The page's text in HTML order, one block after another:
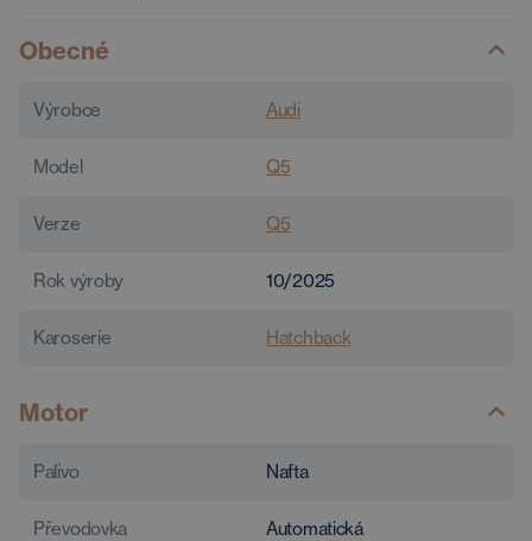
Obecné
Výrobce Audi
Model Q5
Verze Q5
Rok výroby 10/2025
Karoserie Hatchback
Motor
Palivo Nafta
Převodovka Automatická